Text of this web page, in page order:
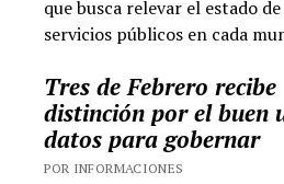
que busca relevar el estado
servicios públicos en cada
Tres de Febrero recibe
distinción por el buen
datos para gobernar
POR INFORMACIONES